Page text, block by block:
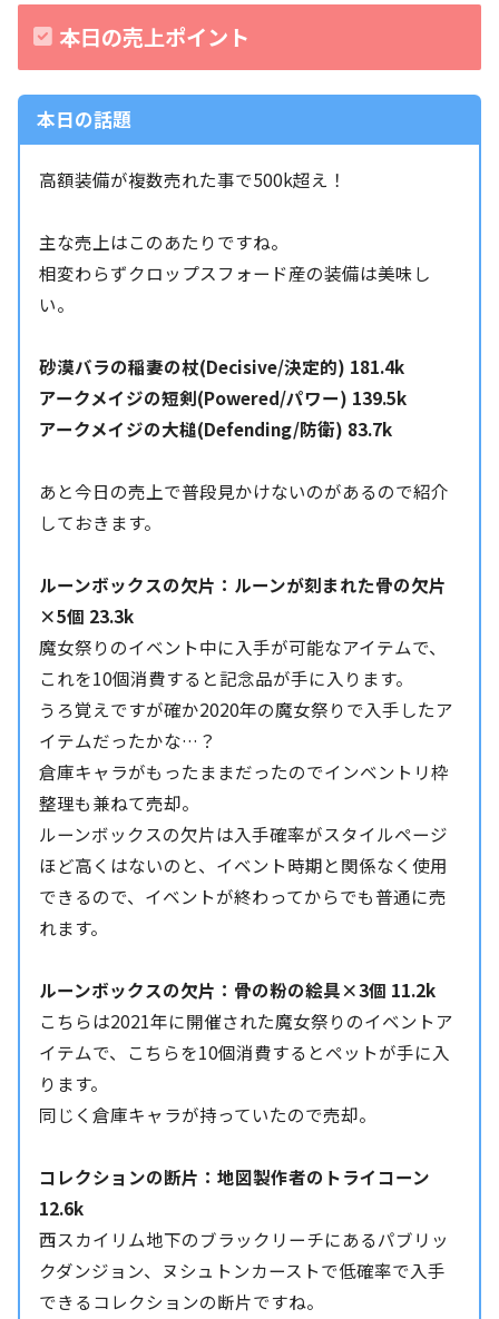
本日の売上ポイント
本日の話題
高額装備が複数売れた事で500k超え！
主な売上はこのあたりですね。
相変わらずクロップスフォード産の装備は美味し
い。
砂漠バラの稲妻の杖(Decisive/決定的) 181.4k
アークメイジの短剣(Powered/パワー) 139.5k
アークメイジの大槌(Defending/防衛) 83.7k
あと今日の売上で普段見かけないのがあるので紹介
しておきます。
ルーンボックスの欠片：ルーンが刻まれた骨の欠片
×5個 23.3k
魔女祭りのイベント中に入手が可能なアイテムで、
これを10個消費すると記念品が手に入ります。
うろ覚えですが確か2020年の魔女祭りで入手したア
イテムだったかな…？
倉庫キャラがもったままだったのでインベントリ枠
整理も兼ねて売却。
ルーンボックスの欠片は入手確率がスタイルページ
ほど高くはないのと、イベント時期と関係なく使用
できるので、イベントが終わってからでも普通に売
れます。
ルーンボックスの欠片：骨の粉の絵具×3個 11.2k
こちらは2021年に開催された魔女祭りのイベントア
イテムで、こちらを10個消費するとペットが手に入
ります。
同じく倉庫キャラが持っていたので売却。
コレクションの断片：地図製作者のトライコーン
12.6k
西スカイリム地下のブラックリーチにあるパブリッ
クダンジョン、ヌシュトンカーストで低確率で入手
できるコレクションの断片ですね。